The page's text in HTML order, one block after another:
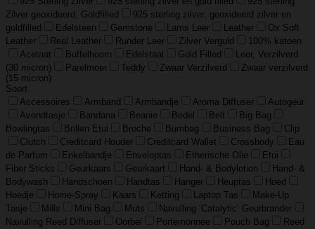
Zilver geoxideerd, Goldfilled
925 sterling zilver, geoxideerd zilver en
goldfilled
Edelsteen Gemstone Lams Leer Leather
Ox Soft
Leather
Real Leather Runder Leer Zilver Verguld
100% katoen
Acetaat
Buffelhoorn Edelstaal Gold Filled
Leer, Verzilverd
(30 micron)
Parelmoer Teddy Zwaar Verzilverd
Zwaar verzilverd
(15 micron)
Soort
Accessoires
Armband Armbandje Aroma Diffuser
Autogeur
Avondtasje
Bandana Beanie Bedel Belt
Big Bag
Bowlingtas
Brillen Etui Broche Bumbag Business Bag
Clip
Clutch
Creditcard Houder Creditcard Wallet Crossbody
Eau
de Parfum
Enkelbandje Enveloptas Etherische Olie
Etui
Fiber Sticks
Geurkaars Geurkaart Hand- & Bodylotion
Hand- &
Bodywash
Handschoen Handtas Hanger Heuptas
Hoed
Hoedje
Home-Spray Kaars Ketting Laptop Tas
Make-Up
Tasje
Mills Mini Bag Muts
Navulling ‘Catalytic’ Geurbrander
Navulling Reed Diffuser
Oorbel Portemonnee Pouch Bag
Reed